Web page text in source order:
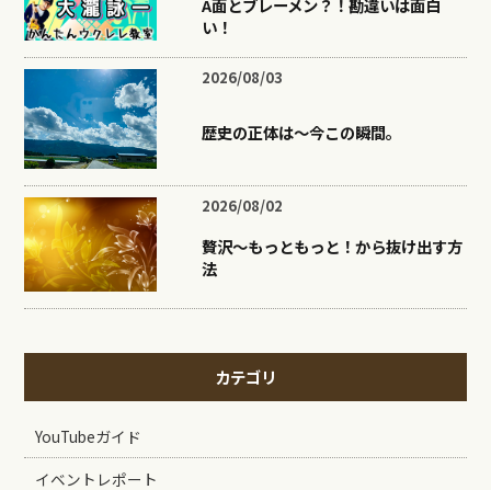
A面とブレーメン？！勘違いは面白
い！
2026/08/03
歴史の正体は〜今この瞬間。
2026/08/02
贅沢〜もっともっと！から抜け出す方
法
カテゴリ
YouTubeガイド
イベントレポート